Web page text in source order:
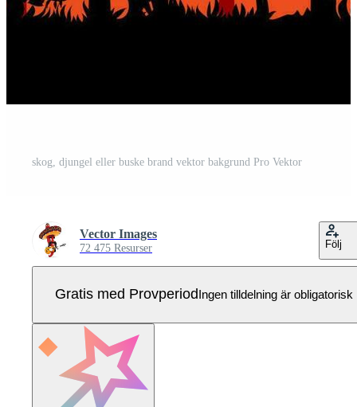
skog, djungel eller buske brand vektor bakgrund Pro Vektor
Vector Images
72 475 Resurser Följ
Gratis med Provperiod Ingen tilldelning är obligatorisk